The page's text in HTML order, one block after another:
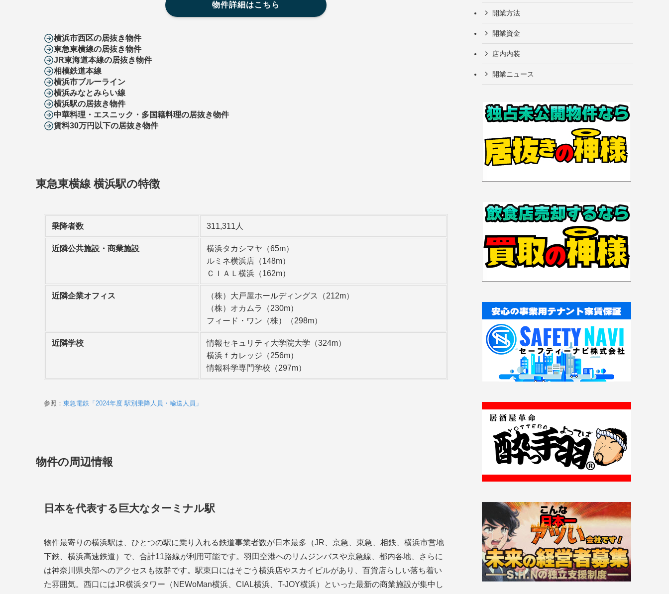
物件詳細はこちら
横浜市西区の居抜き物件
東急東横線の居抜き物件
JR東海道本線の居抜き物件
相模鉄道本線
横浜市ブルーライン
横浜みなとみらい線
横浜駅の居抜き物件
中華料理・エスニック・多国籍料理の居抜き物件
賃料30万円以下の居抜き物件
東急東横線 横浜駅の特徴
乗降者数 311,311人
近隣公共施設・商業施設
横浜タカシマヤ（65m）
ルミネ横浜店（148m）
ＣＩＡＬ横浜（162m）
近隣企業オフィス
（株）大戸屋ホールディングス（212m）
（株）オカムラ（230m）
フィード・ワン（株）（298m）
近隣学校
情報セキュリティ大学院大学（324m）
横浜ｆカレッジ（256m）
情報科学専門学校（297m）
参照： 東急電鉄「2024年度 駅別乗降人員・輸送人員」
物件の周辺情報
日本を代表する巨大なターミナル駅
物件最寄りの横浜駅は、ひとつの駅に乗り入れる鉄道事業者数が日本最多（JR、京急、東急、相鉄、横浜市営地
下鉄、横浜高速鉄道）で、合計11路線が利用可能です。羽田空港へのリムジンバスや京急線、都内各地、さらに
は神奈川県央部へのアクセスも抜群です。駅東口にはそごう横浜店やスカイビルがあり、百貨店らしい落ち着い
た雰囲気。西口にはJR横浜タワー（NEWoMan横浜、CIAL横浜、T-JOY横浜）といった最新の商業施設が集中し
開業方法
開業資金
店内内装
開業ニュース